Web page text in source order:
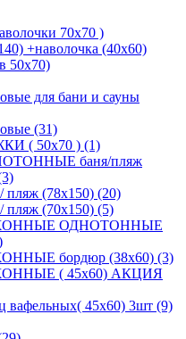
70х70 )
+наволочка (40х60)
50х70)
для бани и сауны
(31)
( 50х70 ) (1)
баня/пляж
пляж (78х150) (20)
пляж (70х150) (5)
ОДНОТОННЫЕ
бордюр (38х60) (3)
( 45х60) АКЦИЯ
вафельных( 45х60) 3шт (9)